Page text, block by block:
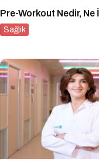
Pre-Workout Nedir, Ne
Sağlık